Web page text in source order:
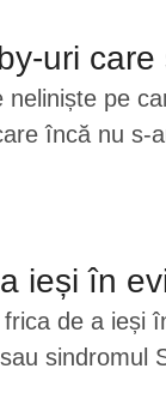
uri care
pe
încă nu
ieși în
de a